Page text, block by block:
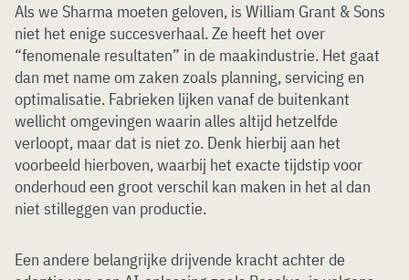
Als we Sharma moeten geloven, is William Grant & Sons
niet het enige succesverhaal. Ze heeft het over
“fenomenale resultaten” in de maakindustrie. Het gaat
dan met name om zaken zoals planning, servicing en
optimalisatie. Fabrieken lijken vanaf de buitenkant
wellicht omgevingen waarin alles altijd hetzelfde
verloopt, maar dat is niet zo. Denk hierbij aan het
voorbeeld hierboven, waarbij het exacte tijdstip voor
onderhoud een groot verschil kan maken in het al dan
niet stilleggen van productie.
Een andere belangrijke drijvende kracht achter de